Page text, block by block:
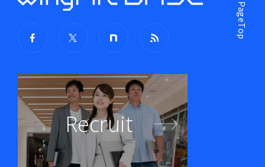
Recruit
PageTop